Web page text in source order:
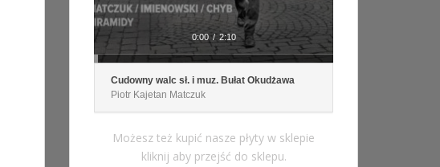
0:00 / 2:10
Cudowny walc sł. i muz. Bułat Okudżawa
Piotr Kajetan Matczuk
Możesz też kupić nasze płyty w sklepie
kliknij aby przejść do sklepu.